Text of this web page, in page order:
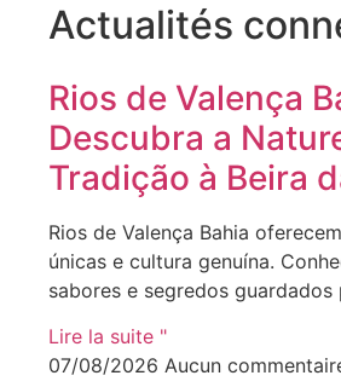
Actualités
Rios de Valença
Descubra a
Tradição à Beira
Rios de Valença Bahia
únicas e cultura genuína.
sabores e segredos guardados
Lire la suite "
07/08/2026 Aucun